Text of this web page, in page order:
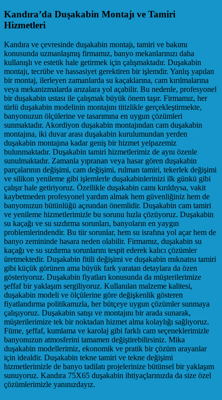
Kandıra’da Duşakabin Montajı ve Tamiri
Hizmetleri
Kandıra ve çevresinde duşakabin montajı, tamiri ve bakımı
konusunda uzmanlaşmış firmamız, banyo mekanlarınızı daha
kullanışlı ve estetik hale getirmek için çalışmaktadır. Duşakabin
montajı, tecrübe ve hassasiyet gerektiren bir işlemdir. Yanlış yapılan
bir montaj, ilerleyen zamanlarda su kaçaklarına, cam kırılmalarına
veya mekanizmalarda arızalara yol açabilir. Bu nedenle, profesyonel
bir duşakabin ustası ile çalışmak büyük önem taşır. Firmamız, her
türlü duşakabin modelinin montajını titizlikle gerçekleştirmekte,
banyonuzun ölçülerine ve tasarımına en uygun çözümleri
sunmaktadır. Akordiyon duşakabin montajından cam duşakabin
montajına, iki duvar arası duşakabin kurulumundan yerden
duşakabin montajına kadar geniş bir hizmet yelpazemiz
bulunmaktadır. Duşakabin tamiri hizmetlerimiz de aynı özenle
sunulmaktadır. Zamanla yıpranan veya hasar gören duşakabin
parçalarının değişimi, cam değişimi, rulman tamiri, tekerlek değişimi
ve silikon yenileme gibi işlemlerle duşakabinlerinizi ilk günkü gibi
çalışır hale getiriyoruz. Özellikle duşakabin camı kırıldıysa, vakit
kaybetmeden profesyonel yardım almak hem güvenliğiniz hem de
banyonuzun bütünlüğü açısından önemlidir. Duşakabin cam tamiri
ve yenileme hizmetlerimizle bu sorunu hızla çözüyoruz. Duşakabin
su kaçağı ve su sızdırma sorunları, banyoların en yaygın
problemlerindendir. Bu tür sorunlar, hem su israfına yol açar hem de
banyo zemininde hasara neden olabilir. Firmamız, duşakabin su
kaçağı ve su sızdırma sorunlarını tespit ederek kalıcı çözümler
üretmektedir. Duşakabin fitili değişimi ve duşakabin mıknatısı tamiri
gibi küçük görünen ama büyük fark yaratan detaylara da özen
gösteriyoruz. Duşakabin fiyatları konusunda da müşterilerimize
şeffaf bir yaklaşım sergiliyoruz. Kullanılan malzeme kalitesi,
duşakabin modeli ve ölçülerine göre değişkenlik gösteren
fiyatlandırma politikamızla, her bütçeye uygun çözümler sunmaya
çalışıyoruz. Duşakabin satışı ve montajını bir arada sunarak,
müşterilerimize tek bir noktadan hizmet alma kolaylığı sağlıyoruz.
Füme, şeffaf, kumlama ve karolaj gibi farklı cam seçeneklerimizle
banyonuzun atmosferini tamamen değiştirebilirsiniz. Mika
duşakabin modellerimiz, ekonomik ve pratik bir çözüm arayanlar
için idealdir. Duşakabin tekne tamiri ve tekne değişimi
hizmetlerimizle de banyo tadilatı projelerinize bütünsel bir yaklaşım
sunuyoruz. Kandıra 75X65 duşakabin ihtiyaçlarınızda da size özel
çözümlerimizle yanınızdayız.